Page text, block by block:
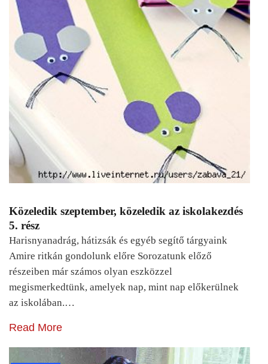
Közeledik szeptember, közeledik az iskolakezdés
5. rész
Harisnyanadrág, hátizsák és egyéb segítő tárgyaink
Amire ritkán gondolunk előre Sorozatunk előző
részeiben már számos olyan eszközzel
megismerkedtünk, amelyek nap, mint nap előkerülnek
az iskolában.…
Read More